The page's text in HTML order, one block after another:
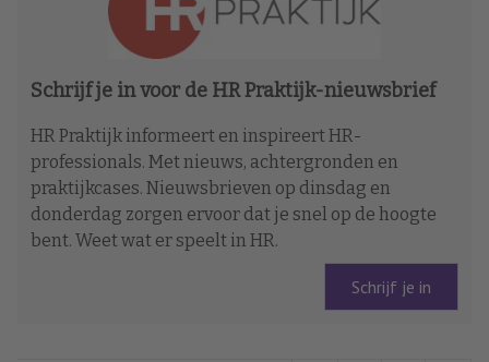
Schrijf je in voor de HR Praktijk-nieuwsbrief
HR Praktijk informeert en inspireert HR-
professionals. Met nieuws, achtergronden en
praktijkcases. Nieuwsbrieven op dinsdag en
donderdag zorgen ervoor dat je snel op de hoogte
bent. Weet wat er speelt in HR.
Schrijf je in